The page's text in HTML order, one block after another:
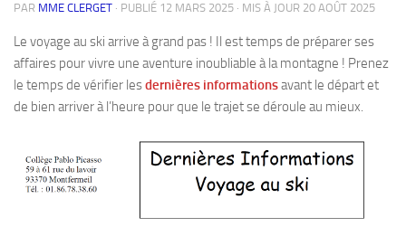
PAR MME CLERGET · PUBLIÉ 12 MARS 2025 · MIS À JOUR 20 AOÛT 2025
Le voyage au ski arrive à grand pas ! Il est temps de préparer ses
affaires pour vivre une aventure inoubliable à la montagne ! Prenez
le temps de vérifier lesdernières informationsavant le départ et
de bien arriver à l’heure pour que le trajet se déroule au mieux.